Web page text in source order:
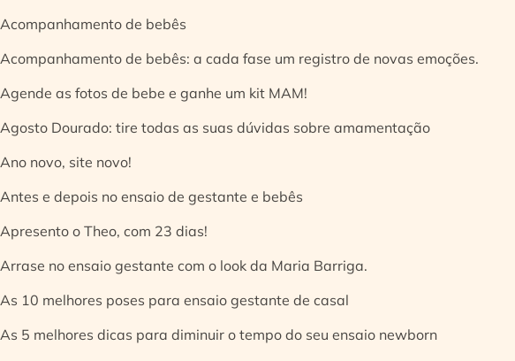
Acompanhamento de bebês
Acompanhamento de bebês: a cada fase um registro de novas emoções.
Agende as fotos de bebe e ganhe um kit MAM!
Agosto Dourado: tire todas as suas dúvidas sobre amamentação
Ano novo, site novo!
Antes e depois no ensaio de gestante e bebês
Apresento o Theo, com 23 dias!
Arrase no ensaio gestante com o look da Maria Barriga.
As 10 melhores poses para ensaio gestante de casal
As 5 melhores dicas para diminuir o tempo do seu ensaio newborn